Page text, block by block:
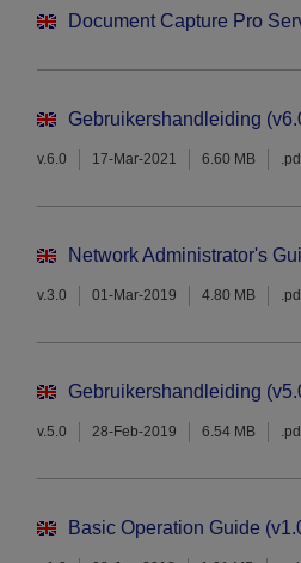
Document Capture Pro
Gebruikershandleiding
v.6.0 17-Mar-2021 6.60 MB
Network Administrator's
v.3.0 01-Mar-2019 4.80 MB
Gebruikershandleiding
v.5.0 28-Feb-2019 6.54 MB
Basic Operation Guide